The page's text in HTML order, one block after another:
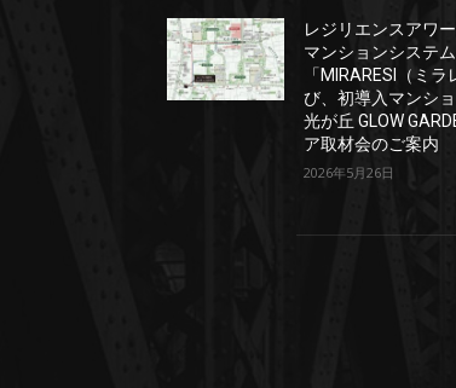
レジリエンスアワ
マンションシステム
「MIRARESI（ミ
び、初導入マンシ
光が丘 GLOW
ア取材会のご案内
2026年5月26日